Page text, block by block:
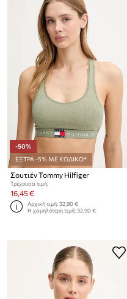
-50%
ΕΞΤΡΑ -5% ΜΕ ΚΩΔΙΚΟ*
Σουτιέν Tommy Hilfiger
Τρέχουσα τιμή:
16,45 €
Αρχική τιμή:32,90 €
Η χαμηλότερη τιμή:32,90 €